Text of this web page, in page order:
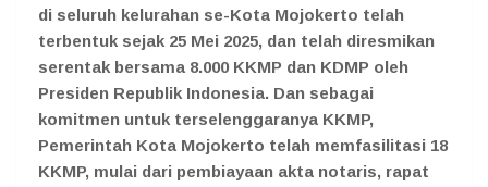
di seluruh kelurahan se-Kota Mojokerto telah
terbentuk sejak 25 Mei 2025, dan telah diresmikan
serentak bersama 8.000 KKMP dan KDMP oleh
Presiden Republik Indonesia. Dan sebagai
komitmen untuk terselenggaranya KKMP,
Pemerintah Kota Mojokerto telah memfasilitasi 18
KKMP, mulai dari pembiayaan akta notaris, rapat